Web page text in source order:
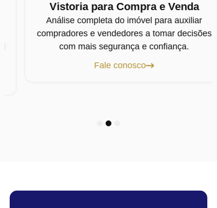
Vistoria para Compra e Venda
Análise completa do imóvel para auxiliar
compradores e vendedores a tomar decisões
com mais segurança e confiança.
Fale conosco